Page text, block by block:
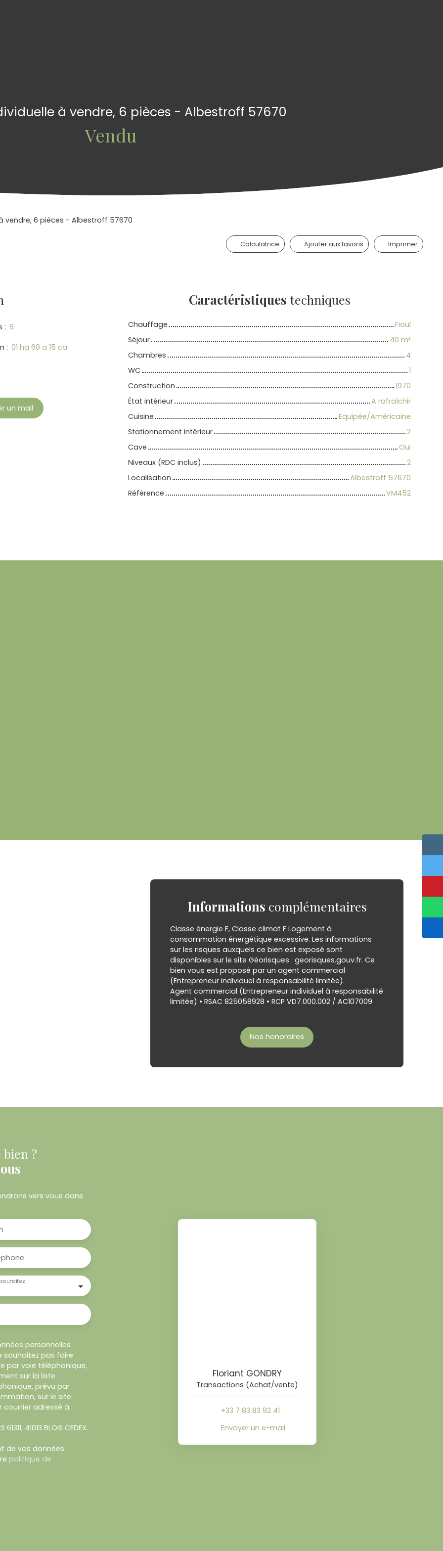
à vendre, 6 pièces - Albestroff 57670
Vendu
vendre, 6 pièces - Albestroff 57670
Calculatrice Ajouter aux favoris Imprimer
: 6
: 01 ha 60 a 15 ca
un mail
Caractéristiques techniques
Chauffage
Fioul
Séjour
40 m²
Chambres
4
WC
1
Construction
1970
État intérieur
A rafraîchir
Cuisine
Equipée/Américaine
Stationnement intérieur
2
Cave
Oui
Niveaux (RDC inclus)
2
Localisation
Albestroff 57670
Référence
VM452
Informations complémentaires
Classe énergie F, Classe climat F Logement à
consommation énergétique excessive. Les informations
sur les risques auxquels ce bien est exposé sont
disponibles sur le site Géorisques : georisques.gouv.fr. Ce
bien vous est proposé par un agent commercial
(Entrepreneur individuel à responsabilité limitée).
Agent commercial (Entrepreneur individuel à responsabilité
limitée) • RSAC 825058928 • RCP VD7.000.002 / AC107009
Nos honoraires
?
vers vous dans
personnelles
souhaitez pas faire
par voie téléphonique,
sur la liste
prévu par
sur le site
adressé à :
41013 BLOIS CEDEX.
de vos données
politique de
Floriant GONDRY
Transactions (Achat/vente)
+33 7 83 83 92 41
Envoyer un e-mail